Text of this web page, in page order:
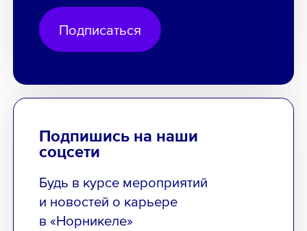
Подписаться
Подпишись на наши
соцсети
Будь в курсе мероприятий
и новостей о карьере
в «Норникеле»